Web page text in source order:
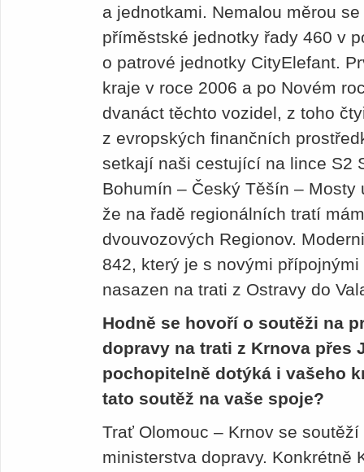
a jednotkami. Nemalou měrou
příměstské jednotky řady 460 v
o patrové jednotky CityElefant.
kraje v roce 2006 a po Novém
dvanáct těchto vozidel, z toho
z evropských finančních
setkají naši cestující na lince S2
Bohumín – Český Těšín –
že na řadě regionálních tratí
dvouvozových Regionov.
842, který je s novými
nasazen na trati z Ostravy do
Hodně se hovoří o soutěži na
dopravy na trati z Krnova přes
pochopitelně dotýká i vašeho
tato soutěž na vaše spoje?
Trať Olomouc – Krnov se
ministerstva dopravy. Konkrétně